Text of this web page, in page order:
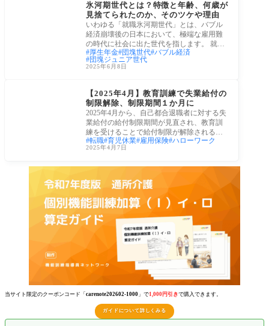
氷河期世代とは？特徴と年齢、何歳が
見捨てられたのか、そのツケや理由
いわゆる「就職氷河期世代」とは、バブル
経済崩壊後の日本において、極端な雇用難
の時代に社会に出た世代を指します。 就職
氷河
厚生年金 団塊世代 バブル経済
団塊ジュニア世代
2025年6月8日
【2025年4月】教育訓練で失業給付の
制限解除、制限期間１か月に
2025年4月から、自己都合退職者に対する失
業給付の給付制限期間が見直され、教育訓
練を受けることで給付制限が解除される制
度が始
転職 育児休業 雇用保険 ハローワーク
2025年4月7日
当サイト限定のクーポンコード「 carenote202602-1000 」で1,000円引きで購入できます。
ガイドについて詳しくみる